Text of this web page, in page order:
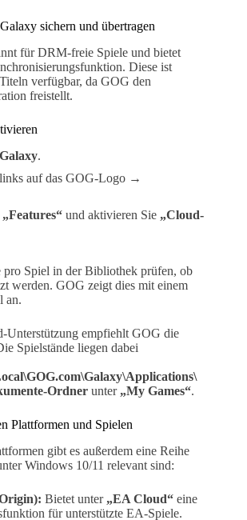
sichern und übertragen
für DRM-freie Spiele und bietet
Diese ist
verfügbar, da GOG den
freistellt.
.
auf das GOG-Logo →
„Features“ und aktivieren Sie „Cloud-
pro Spiel in der Bibliothek prüfen, ob
werden. GOG zeigt dies mit einem
an.
Unterstützung empfiehlt GOG die
Spielstände liegen dabei
Ordner unter „My Games“.
Plattformen und Spielen
gibt es außerdem eine Reihe
Windows 10/11 relevant sind:
Bietet unter „EA Cloud“ eine
für unterstützte EA-Spiele.